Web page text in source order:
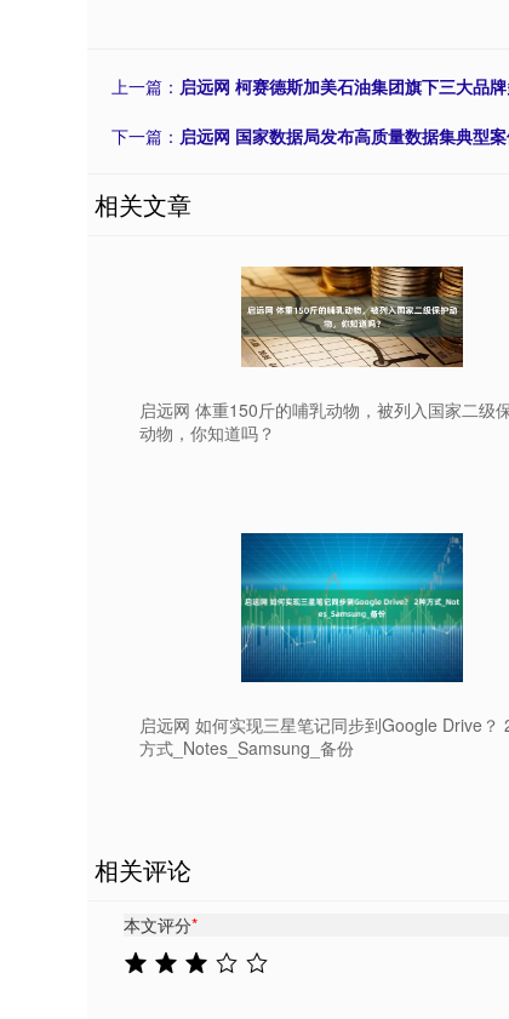
上一篇： 启远网 柯赛德斯加美石油集团旗下三大品
下一篇： 启远网 国家数据局发布高质量数据集典型
相关文章
启远网 体重150斤的哺乳动物，被列入国家二级
动物，你知道吗？
启远网 如何实现三星笔记同步到Google Drive？
方式_Notes_Samsung_备份
相关评论
本文评分*